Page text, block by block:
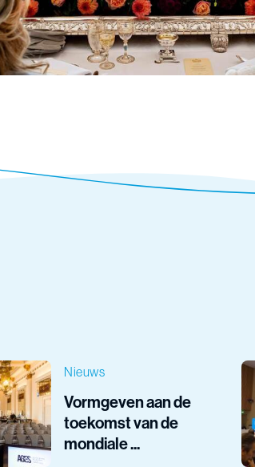
Nieuws
Vormgeven aan de
toekomst van de
mondiale ...